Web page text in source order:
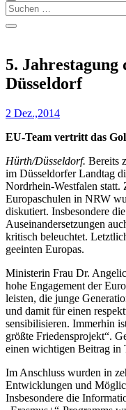
Suchen
nach:
5.
Düsseldorf
2 Dez.,2014
EU-Team vertritt das
Hürth/Düsseldorf. Bereits
im Düsseldorfer Landtag
Nordrhein-Westfalen
Europaschulen in NRW
diskutiert. Insbesondere
Auseinandersetzungen
kritisch beleuchtet.
geeinten Europas.
Ministerin Frau Dr.
hohe Engagement der
leisten, die junge
und damit für einen
sensibilisieren. Immerhin
größte Friedensprojekt“.
einen wichtigen Beitrag in
Im Anschluss wurden in
Entwicklungen und
Insbesondere die